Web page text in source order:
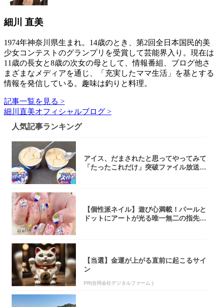
細川 直美
1974年神奈川県生まれ。14歳のとき、第2回全日本国民的美
少女コンテストのグランプリを受賞して芸能界入り。現在は
11歳の長女と8歳の次女の母として、情報番組、ブログ他さ
まざまなメディアを通じ、「充実したママ生活」を基とする
情報を発信している。趣味は釣りと料理。
記事一覧を見る >
細川直美オフィシャルブログ >
人気記事ランキング
アイス、だまされたと思ってやってみて
「たったこれだけ」突破ファイル放送で
【個性派ネイル】遊び心満載！パールと
ドットにアートが光る唯一無二の指先が
【当選】金運が上がる直前に起こるサイ
ン
PR(合同会社デジタルファーム )